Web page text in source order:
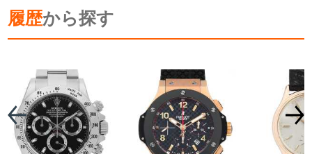
履歴から探す